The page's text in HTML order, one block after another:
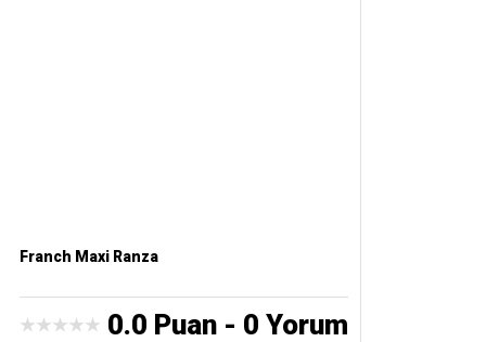
Franch Maxi Ranza
0.0 Puan - 0 Yorum